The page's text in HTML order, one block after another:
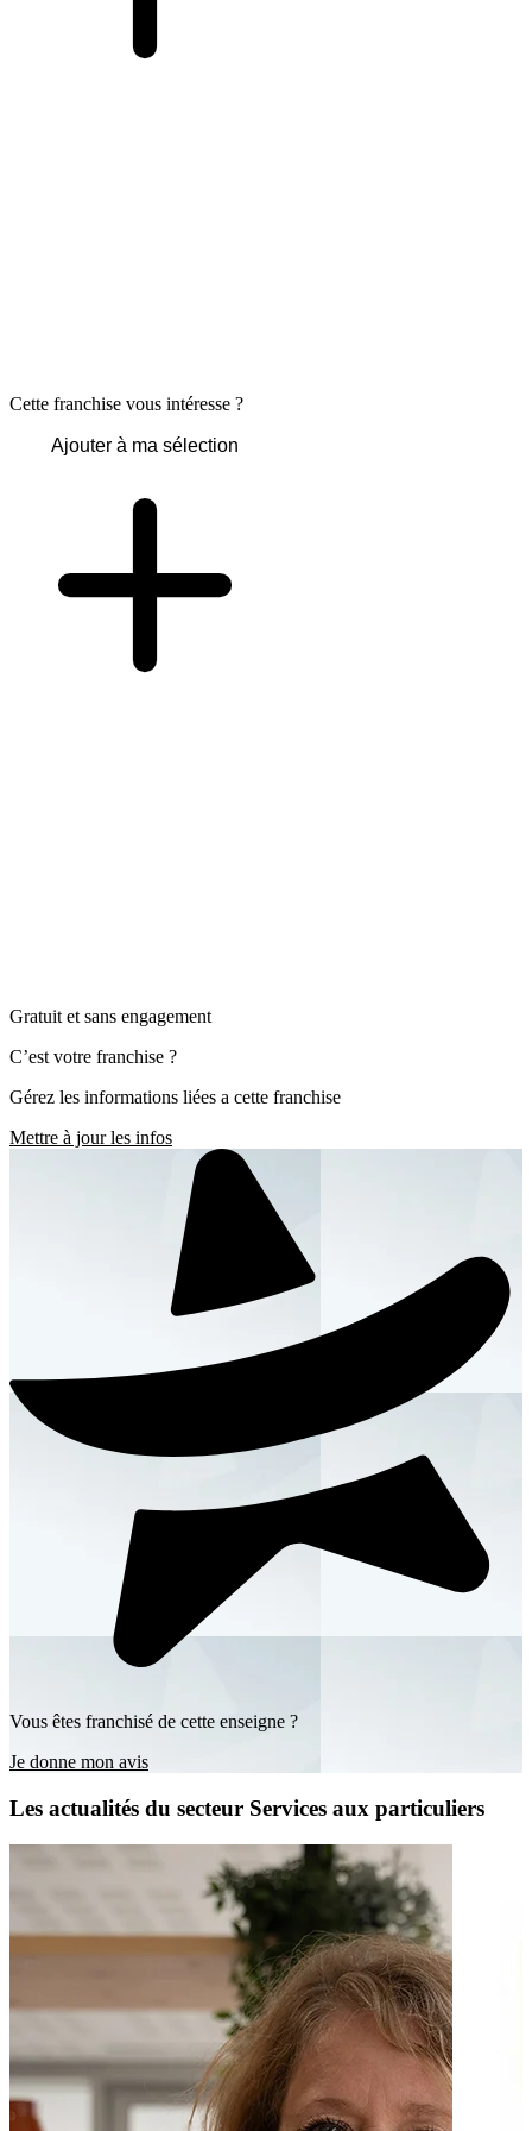
Cette franchise vous intéresse ?
Ajouter à ma sélection
Gratuit et sans engagement
C’est votre franchise ?
Gérez les informations liées a cette franchise
Mettre à jour les infos
Vous êtes franchisé de cette enseigne ?
Je donne mon avis
Les actualités du secteur Services aux particuliers